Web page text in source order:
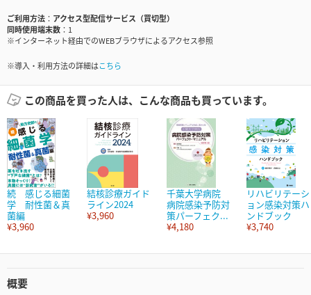
ご利用方法
アクセス型配信サービス（買切型）
同時使用端末数
1
※インターネット経由でのWEBブラウザによるアクセス参照
※導入・利用方法の詳細はこちら
この商品を買った人は、こんな商品も買っています。
続 感じる細菌
学 耐性菌＆真
菌編
¥3,960
結核診療ガイド
ライン2024
¥3,960
千葉大学病院
病院感染予防対
策パーフェク...
¥4,180
リハビリテーシ
ョン感染対策ハ
ンドブック
¥3,740
概要